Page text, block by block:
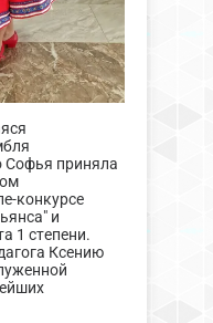
Софья приняла
конкурсе
и
1 степени.
Ксению